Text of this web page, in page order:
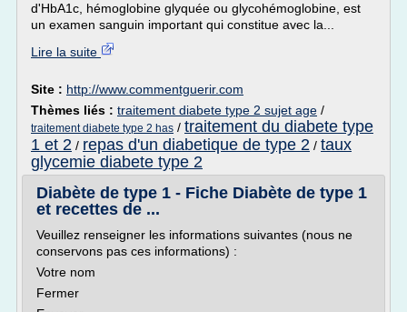
d'HbA1c, hémoglobine glyquée ou glycohémoglobine, est
un examen sanguin important qui constitue avec la...
Lire la suite
Site : http://www.commentguerir.com
Thèmes liés : traitement diabete type 2 sujet age /
traitement diabete type 2 has / traitement du diabete type
1 et 2 / repas d'un diabetique de type 2 / taux
glycemie diabete type 2
Diabète de type 1 - Fiche Diabète de type 1
et recettes de ...
Veuillez renseigner les informations suivantes (nous ne
conservons pas ces informations) :
Votre nom
Fermer